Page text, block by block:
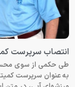
انتصاب سرپرست
طی حکمی از سوی
به عنوان سرپرست